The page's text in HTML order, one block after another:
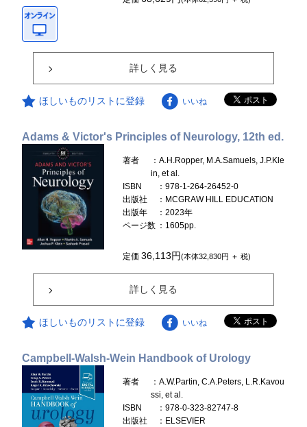
詳しく見る
ほしいものリストに登録 いいね
Adams & Victor's Principles of Neurology, 12th ed.
著者
：A.H.Ropper, M.A.Samuels, J.P.Kle
in, et al.
ISBN
：978-1-264-26452-0
出版社
：MCGRAW HILL EDUCATION
出版年
：2023年
ページ数 ：1605pp.
定価36,113円(本体32,830円 ＋ 税)
詳しく見る
ほしいものリストに登録 いいね
Campbell-Walsh-Wein Handbook of Urology
著者
：A.W.Partin, C.A.Peters, L.R.Kavou
ssi, et al.
ISBN
：978-0-323-82747-8
出版社
：ELSEVIER